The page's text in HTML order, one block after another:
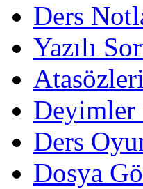
Ders
Yazılı
Deyimler
Ders
Dosya